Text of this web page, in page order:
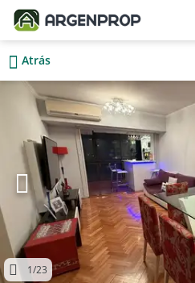
Atrás
1/23